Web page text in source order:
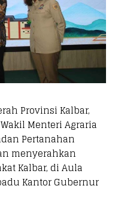
Provinsi Kalbar,
Menteri Agraria
Pertanahan
menyerahkan
Kalbar, di Aula
Kantor Gubernur